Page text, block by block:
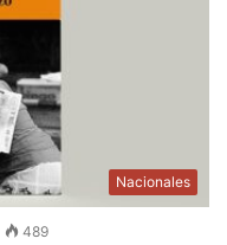
Nacionales
489